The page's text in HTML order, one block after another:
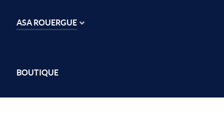
ASA ROUERGUE
BOUTIQUE